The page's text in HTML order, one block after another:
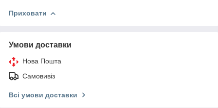
Приховати
Умови доставки
Нова Пошта
Самовивіз
Всі умови доставки